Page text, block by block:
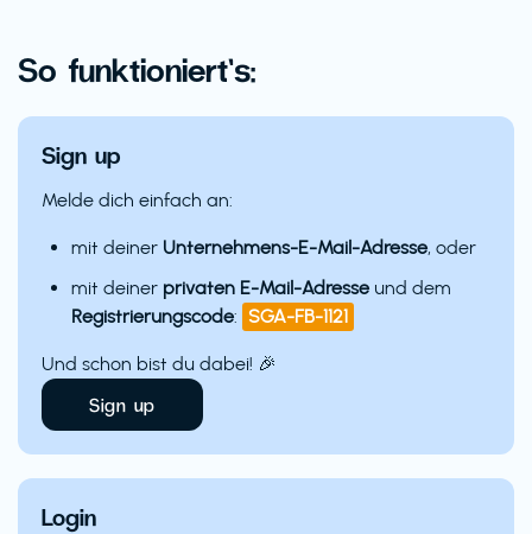
So funktioniert’s:
Sign up
Melde dich einfach an:
mit deiner Unternehmens-E-Mail-Adresse, oder
mit deiner privaten E-Mail-Adresse und dem
Registrierungscode: SGA-FB-1121
Und schon bist du dabei! 🎉
Sign up
Login